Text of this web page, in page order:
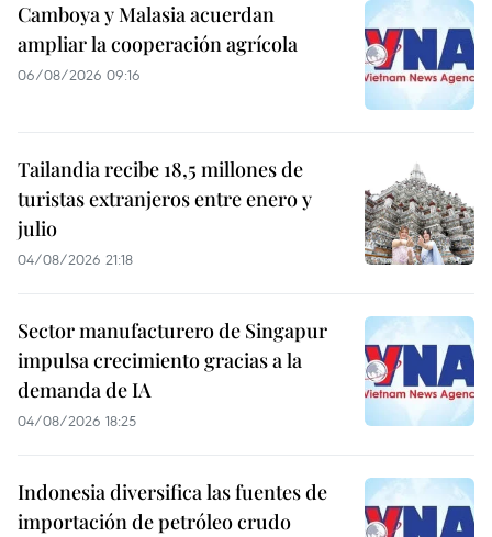
Camboya y Malasia acuerdan
ampliar la cooperación agrícola
06/08/2026 09:16
Tailandia recibe 18,5 millones de
turistas extranjeros entre enero y
julio
04/08/2026 21:18
Sector manufacturero de Singapur
impulsa crecimiento gracias a la
demanda de IA
04/08/2026 18:25
Indonesia diversifica las fuentes de
importación de petróleo crudo